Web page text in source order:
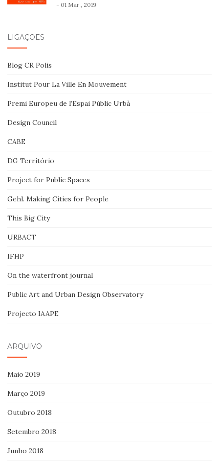
- 01 Mar , 2019
LIGAÇÕES
Blog CR Polis
Institut Pour La Ville En Mouvement
Premi Europeu de l’Espai Públic Urbà
Design Council
CABE
DG Território
Project for Public Spaces
Gehl. Making Cities for People
This Big City
URBACT
IFHP
On the waterfront journal
Public Art and Urban Design Observatory
Projecto IAAPE
ARQUIVO
Maio 2019
Março 2019
Outubro 2018
Setembro 2018
Junho 2018